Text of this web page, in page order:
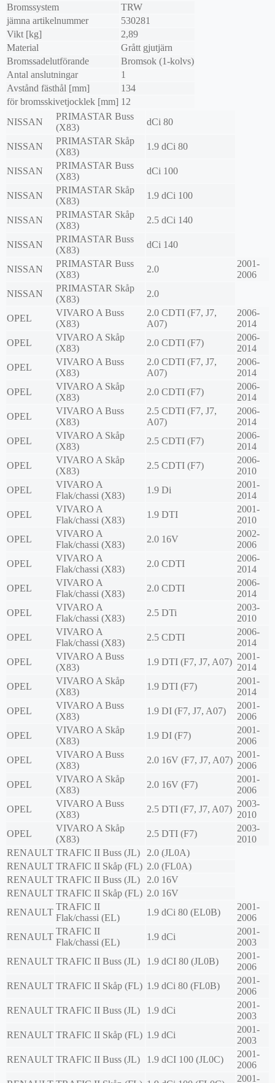
Bromssystem
TRW
jämna artikelnummer
530281
Vikt [kg]
2,89
Material
Grått gjutjärn
Bromssadelutförande
Bromsok (1-kolvs)
Antal anslutningar
1
Avstånd fästhål [mm]
134
för bromsskivetjocklek [mm] 12
NISSAN
PRIMASTAR Buss
(X83)
dCi 80
NISSAN
PRIMASTAR Skåp
(X83)
1.9 dCi 80
NISSAN
PRIMASTAR Buss
(X83)
dCi 100
NISSAN
PRIMASTAR Skåp
(X83)
1.9 dCi 100
NISSAN
PRIMASTAR Skåp
(X83)
2.5 dCi 140
NISSAN
PRIMASTAR Buss
(X83)
dCi 140
NISSAN
PRIMASTAR Buss
(X83)
2.0
2001-
2006
NISSAN
PRIMASTAR Skåp
(X83)
2.0
OPEL
VIVARO A Buss
(X83)
2.0 CDTI (F7, J7,
A07)
2006-
2014
OPEL
VIVARO A Skåp
(X83)
2.0 CDTI (F7)
2006-
2014
OPEL
VIVARO A Buss
(X83)
2.0 CDTI (F7, J7,
A07)
2006-
2014
OPEL
VIVARO A Skåp
(X83)
2.0 CDTI (F7)
2006-
2014
OPEL
VIVARO A Buss
(X83)
2.5 CDTI (F7, J7,
A07)
2006-
2014
OPEL
VIVARO A Skåp
(X83)
2.5 CDTI (F7)
2006-
2014
OPEL
VIVARO A Skåp
(X83)
2.5 CDTI (F7)
2006-
2010
OPEL
VIVARO A
Flak/chassi (X83)
1.9 Di
2001-
2014
OPEL
VIVARO A
Flak/chassi (X83)
1.9 DTI
2001-
2010
OPEL
VIVARO A
Flak/chassi (X83)
2.0 16V
2002-
2006
OPEL
VIVARO A
Flak/chassi (X83)
2.0 CDTI
2006-
2014
OPEL
VIVARO A
Flak/chassi (X83)
2.0 CDTI
2006-
2014
OPEL
VIVARO A
Flak/chassi (X83)
2.5 DTi
2003-
2010
OPEL
VIVARO A
Flak/chassi (X83)
2.5 CDTI
2006-
2014
OPEL
VIVARO A Buss
(X83)
1.9 DTI (F7, J7, A07)
2001-
2014
OPEL
VIVARO A Skåp
(X83)
1.9 DTI (F7)
2001-
2014
OPEL
VIVARO A Buss
(X83)
1.9 DI (F7, J7, A07)
2001-
2006
OPEL
VIVARO A Skåp
(X83)
1.9 DI (F7)
2001-
2006
OPEL
VIVARO A Buss
(X83)
2.0 16V (F7, J7, A07)
2001-
2006
OPEL
VIVARO A Skåp
(X83)
2.0 16V (F7)
2001-
2006
OPEL
VIVARO A Buss
(X83)
2.5 DTI (F7, J7, A07)
2003-
2010
OPEL
VIVARO A Skåp
(X83)
2.5 DTI (F7)
2003-
2010
RENAULT TRAFIC II Buss (JL)
2.0 (JL0A)
RENAULT TRAFIC II Skåp (FL) 2.0 (FL0A)
RENAULT TRAFIC II Buss (JL)
2.0 16V
RENAULT TRAFIC II Skåp (FL) 2.0 16V
RENAULT
TRAFIC II
Flak/chassi (EL)
1.9 dCi 80 (EL0B)
2001-
2006
RENAULT
TRAFIC II
Flak/chassi (EL)
1.9 dCi
2001-
2003
RENAULT TRAFIC II Buss (JL) 1.9 dCI 80 (JL0B)
2001-
2006
RENAULT TRAFIC II Skåp (FL) 1.9 dCi 80 (FL0B)
2001-
2006
RENAULT TRAFIC II Buss (JL) 1.9 dCi
2001-
2003
RENAULT TRAFIC II Skåp (FL) 1.9 dCi
2001-
2003
RENAULT TRAFIC II Buss (JL) 1.9 dCI 100 (JL0C)
2001-
2006
2001-